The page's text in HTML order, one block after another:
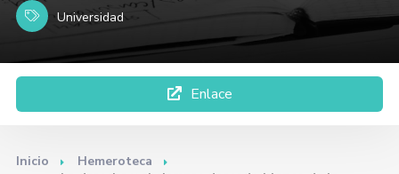
Universidad
Enlace
Inicio
Hemeroteca